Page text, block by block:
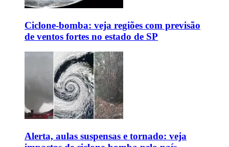
Ciclone-bomba: veja regiões com previsão
de ventos fortes no estado de SP
Alerta, aulas suspensas e tornado: veja